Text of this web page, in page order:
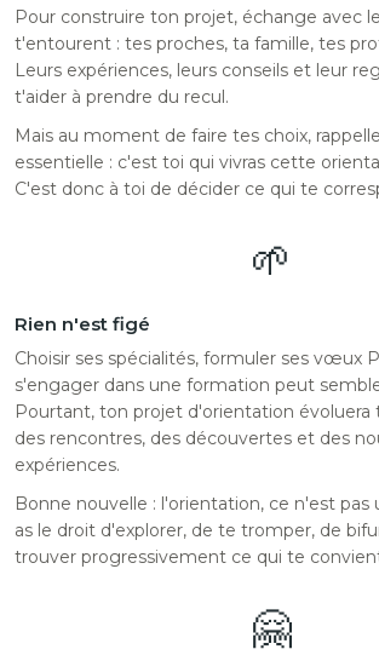
Pour construire ton projet, échange avec
t'entourent : tes proches, ta famille, tes
Leurs expériences, leurs conseils et leur
t'aider à prendre du recul.
Mais au moment de faire tes choix,
essentielle : c'est toi qui vivras cette
C'est donc à toi de décider ce qui te
🌱
Rien n'est figé
Choisir ses spécialités, formuler ses vœux
s'engager dans une formation peut
Pourtant, ton projet d'orientation évoluera
des rencontres, des découvertes et des
expériences.
Bonne nouvelle : l'orientation, ce n'est pas
as le droit d'explorer, de te tromper, de
trouver progressivement ce qui te
🤗